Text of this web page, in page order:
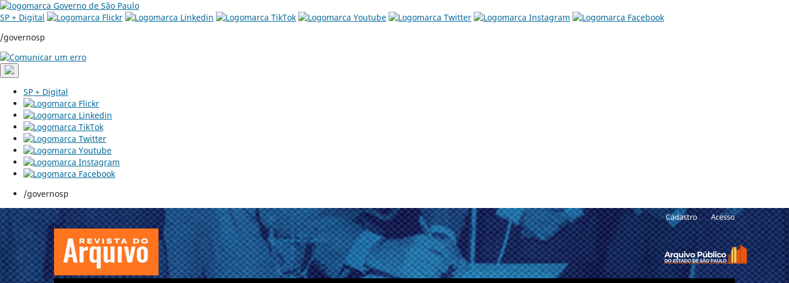
SP + Digital
/governosp
SP + Digital
/governosp
Cadastro Acesso